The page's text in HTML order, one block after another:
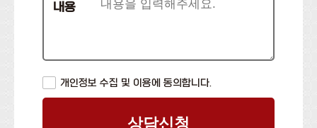
내용
개인정보 수집 및 이용에 동의합니다.